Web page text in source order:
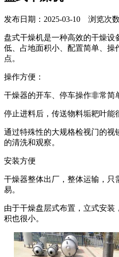
发布日期：2025-03-10 浏览次
盘式干燥机是一种高效的干燥设
低、占地面积小、配置简单、操
点。
操作方便：
干燥器的开车、停车操作非常简
停止进料后，传送物料垢耙叶能
通过特殊性的大规格检视门的视
的清洗和观察。
安装方便
干燥器整体出厂，整体运输，只
易。
由于干燥盘层式布置，立式安
积也很小。